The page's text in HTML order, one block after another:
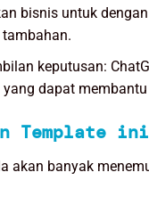
bisnis untuk
keputusan:
dapat
Template ini
akan banyak